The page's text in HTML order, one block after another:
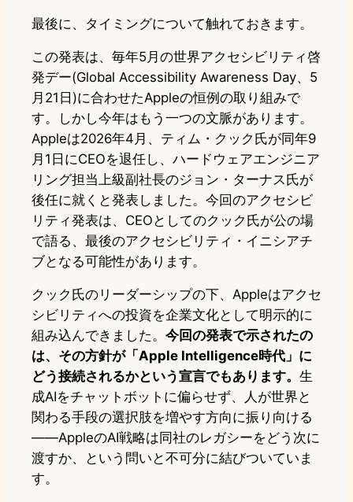
最後に、タイミングについて触れておきます。
この発表は、毎年5月の世界アクセシビリティ啓
発デー(Global Accessibility Awareness Day、5
月21日)に合わせたAppleの恒例の取り組みで
す。しかし今年はもう一つの文脈があります。
Appleは2026年4月、ティム・クック氏が同年9
月1日にCEOを退任し、ハードウェアエンジニア
リング担当上級副社長のジョン・ターナス氏が
後任に就くと発表しました。今回のアクセシビ
リティ発表は、CEOとしてのクック氏が公の場
で語る、最後のアクセシビリティ・イニシアチ
ブとなる可能性があります。
クック氏のリーダーシップの下、Appleはアクセ
シビリティへの投資を企業文化として明示的に
組み込んできました。 今回の発表で示されたの
は、その方針が「Apple Intelligence時代」に
どう接続されるかという宣言でもあります。 生
成AIをチャットボットに偏らせず、人が世界と
関わる手段の選択肢を増やす方向に振り向ける
——AppleのAI戦略は同社のレガシーをどう次に
渡すか、という問いと不可分に結びついていま
す。